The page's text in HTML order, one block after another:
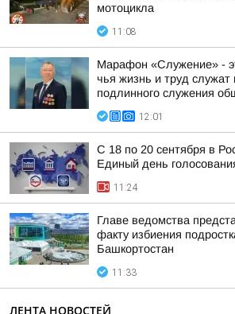
мотоцикла
11:08
Марафон «Служение» -
чья жизнь и труд
подлинного служения
12:01
С 18 по 20 сентября в
Единый день
11:24
Главе ведомства
факту избиения
Башкортостан
11:33
ЛЕНТА НОВОСТЕЙ